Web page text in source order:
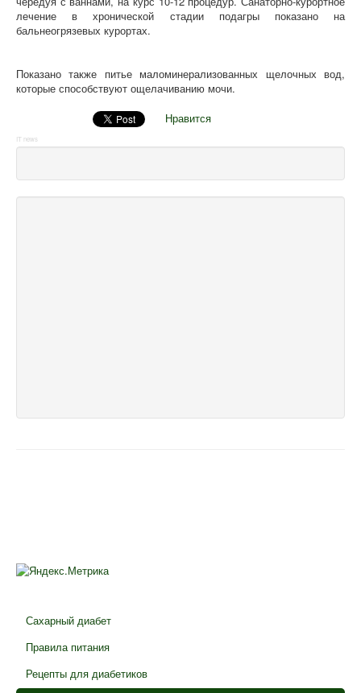
лечение в хронической стадии подагры показано на
бальнеогрязевых курортах.
Показано также питье маломинерализованных щелочных вод,
которые способствуют ощелачиванию мочи.
Нравится
IT news
Сахарный диабет
Правила питания
Рецепты для диабетиков